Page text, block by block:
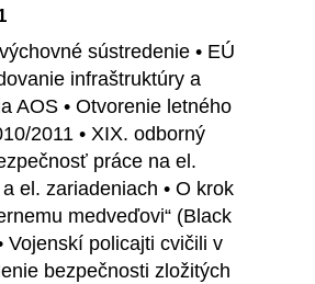
sústredenie • EÚ
infraštruktúry a
AOS • Otvorenie letného
2011 • XIX. odborný
práce na el.
el. zariadeniach • O krok
medveďovi“ (Black
Vojenskí policajti cvičili v
bezpečnosti zložitých